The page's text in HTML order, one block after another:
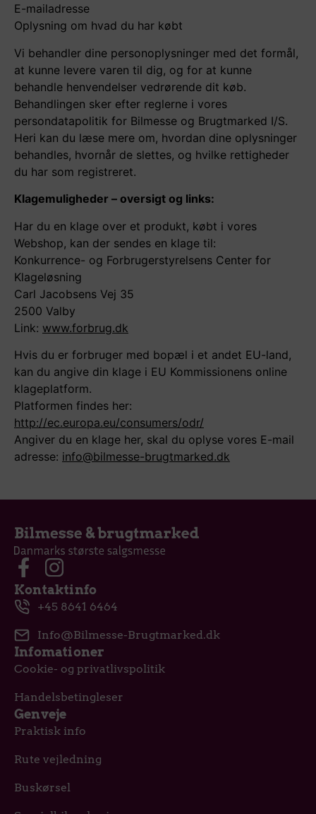
E-mailadresse
Oplysning om hvad du har købt
Vi behandler dine personoplysninger med det formål,
at kunne levere varen til dig, og for at kunne
behandle henvendelser vedrørende dit køb.
Behandlingen sker efter reglerne i vores
persondatapolitik for Bilmesse og Brugtmarked I/S.
Heri kan du læse mere om, hvordan dine oplysninger
behandles, hvornår de slettes, og hvilke rettigheder
du har som registreret.
Klagemuligheder – oversigt og links:
Har du en klage over et produkt, købt i vores
Webshop, kan der sendes en klage til:
Konkurrence- og Forbrugerstyrelsens Center for
Klageløsning
Carl Jacobsens Vej 35
2500 Valby
Link: www.forbrug.dk
Hvis du er forbruger med bopæl i et andet EU-land,
kan du angive din klage i EU Kommissionens online
klageplatform.
Platformen findes her:
http://ec.europa.eu/consumers/odr/
Angiver du en klage her, skal du oplyse vores E-mail
adresse: info@bilmesse-brugtmarked.dk
Kontaktinfo
+45 8641 6464
Info@Bilmesse-Brugtmarked.dk
Infomationer
Cookie- og privatlivspolitik
Handelsbetingleser
Genveje
Praktisk info
Rute vejledning
Buskørsel